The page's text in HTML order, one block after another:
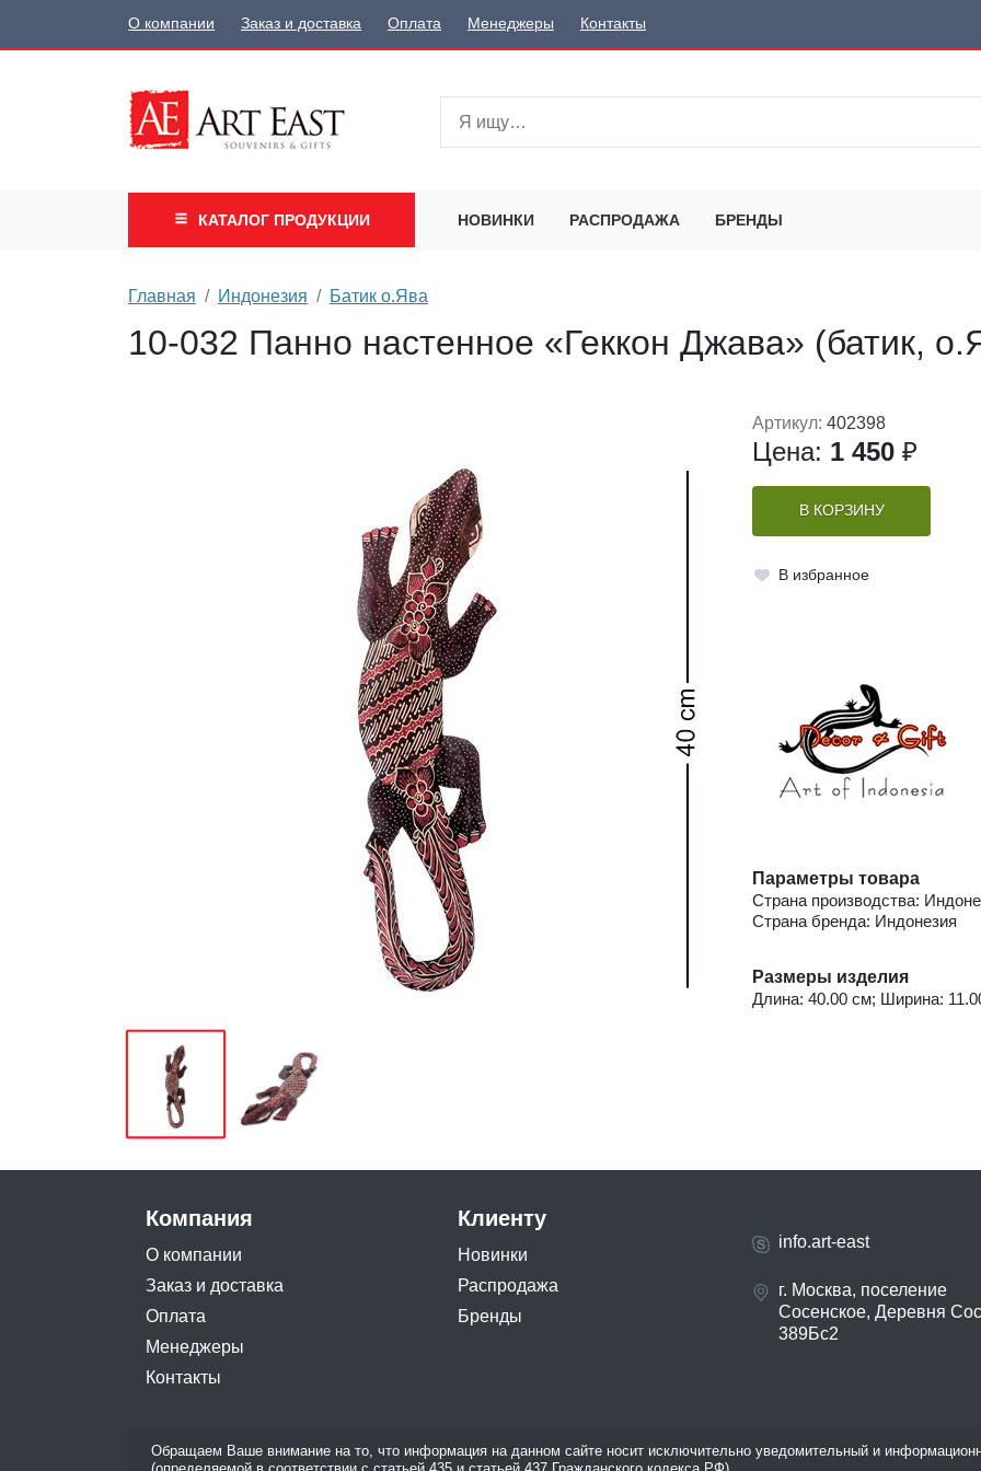
О компании Заказ и доставка Оплата Менеджеры Контакты
КАТАЛОГ ПРОДУКЦИИ НОВИНКИ РАСПРОДАЖА БРЕНДЫ
Главная Индонезия Батик о.Ява
10-032 Панно настенное «Геккон Джава» (батик,
Артикул: 402398
Цена: 1 450 ₽
В КОРЗИНУ
В избранное
Параметры товара
Страна производства:
Страна бренда: Индонезия
Размеры изделия
Длина: 40.00 см; Ширина:
Компания
О компании
Заказ и доставка
Оплата
Менеджеры
Контакты
Клиенту
Новинки
Распродажа
Бренды
info.art-east
г. Москва, поселение
Сосенское, Деревня
389Бс2
Обращаем Ваше внимание на то, что информация на данном сайте носит исключительно уведомительный и